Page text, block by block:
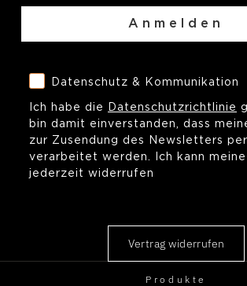
Anmelden
Datenschutz & Kommunikation
Datenschutz & Kommunikation
Ich habe die Datenschutzrichtlinie
bin damit einverstanden, dass
zur Zusendung des Newsletters per
verarbeitet werden. Ich kann meine
jederzeit widerrufen
Vertrag widerrufen
Produkte